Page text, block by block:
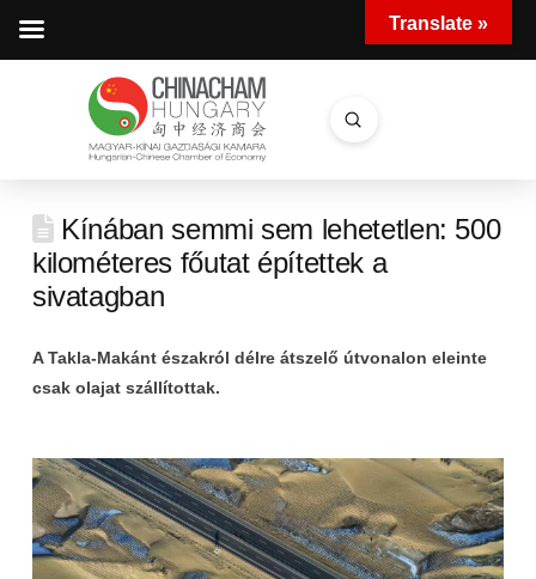
Search
Submit
Kínában semmi sem lehetetlen: 500
kilométeres főutat építettek a
sivatagban
A Takla-Makánt északról délre átszelő útvonalon eleinte
csak olajat szállítottak.
Translate »